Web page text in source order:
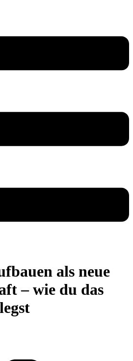
als neue
– wie du das